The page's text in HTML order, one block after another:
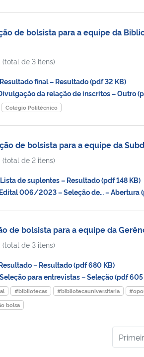
de bolsista para a equipe da
de 3 itens)
final – Resultado (pdf 32 KB)
da relação de inscritos – Outro
Colégio Politécnico
de bolsista para a equipe da
de 2 itens)
de suplentes – Resultado (pdf 148 KB)
006/2023 – Seleção de… – Abertura
de bolsista para a equipe da
de 3 itens)
– Resultado (pdf 680 KB)
para entrevistas – Seleção (pdf 605
#bibliotecas #bibliotecauniversitaria
bolsa